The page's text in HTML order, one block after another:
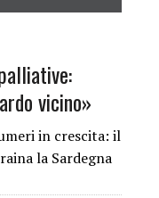
vicino»
in crescita: il
la Sardegna